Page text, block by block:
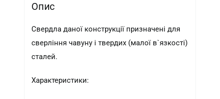
Опис
Свердла даної конструкції призначені для
сверління чавуну і твердих (малої в`язкості)
сталей.
Характеристики: